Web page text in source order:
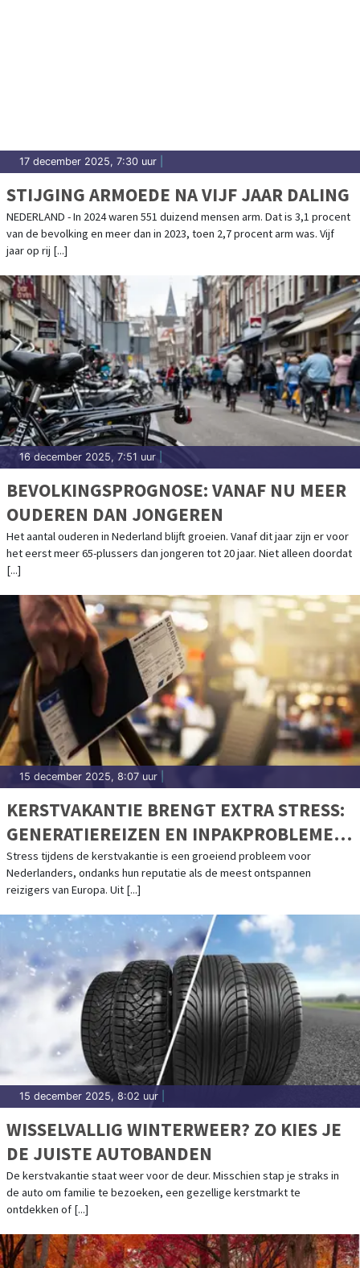
17 december 2025, 7:30 uur
STIJGING ARMOEDE NA VIJF JAAR DALING
NEDERLAND - In 2024 waren 551 duizend mensen arm. Dat is 3,1 procent
van de bevolking en meer dan in 2023, toen 2,7 procent arm was. Vijf
jaar op rij [...]
16 december 2025, 7:51 uur
BEVOLKINGSPROGNOSE: VANAF NU MEER
OUDEREN DAN JONGEREN
Het aantal ouderen in Nederland blijft groeien. Vanaf dit jaar zijn er voor
het eerst meer 65-plussers dan jongeren tot 20 jaar. Niet alleen doordat
[...]
15 december 2025, 8:07 uur
KERSTVAKANTIE BRENGT EXTRA STRESS:
GENERATIEREIZEN EN INPAKPROBLEMEN
ALS GROOTSTE BOOSDOENERS
Stress tijdens de kerstvakantie is een groeiend probleem voor
Nederlanders, ondanks hun reputatie als de meest ontspannen
reizigers van Europa. Uit [...]
15 december 2025, 8:02 uur
WISSELVALLIG WINTERWEER? ZO KIES JE
DE JUISTE AUTOBANDEN
De kerstvakantie staat weer voor de deur. Misschien stap je straks in
de auto om familie te bezoeken, een gezellige kerstmarkt te
ontdekken of [...]